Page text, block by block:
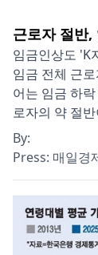
근로자 절반,
임금인상도 'K
임금 전체 근
어는 임금 하
로자의 약 절
By:
Press: 매일경